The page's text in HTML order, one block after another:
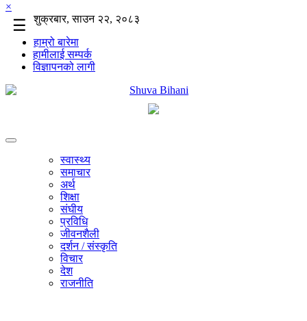
×
☰
शुक्रबार, साउन २२, २०८३
हाम्रो बारेमा
हामीलाई सम्पर्क
विज्ञापनको लागी
स्वास्थ्य
समाचार
अर्थ
शिक्षा
संघीय
प्रविधि
जीवनशैली
दर्शन / संस्कृति
विचार
देश
राजनीति